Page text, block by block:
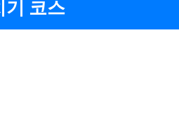
기 코스